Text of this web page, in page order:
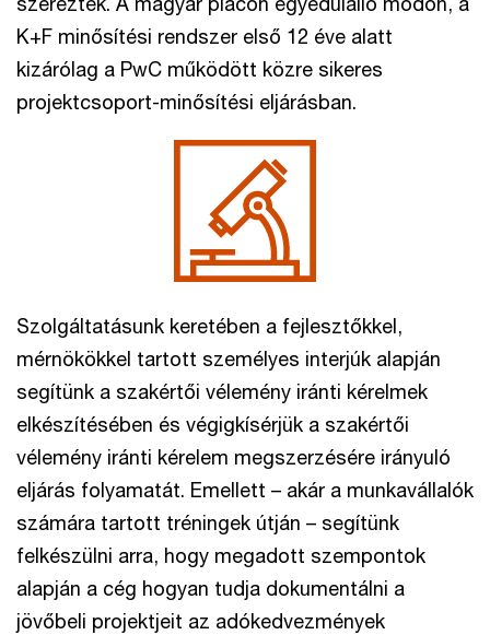
K+F minősítési rendszer első 12 éve alatt
kizárólag a PwC működött közre sikeres
projektcsoport-minősítési eljárásban.
Szolgáltatásunk keretében a fejlesztőkkel,
mérnökökkel tartott személyes interjúk alapján
segítünk a szakértői vélemény iránti kérelmek
elkészítésében és végigkísérjük a szakértői
vélemény iránti kérelem megszerzésére irányuló
eljárás folyamatát. Emellett – akár a munkavállalók
számára tartott tréningek útján – segítünk
felkészülni arra, hogy megadott szempontok
alapján a cég hogyan tudja dokumentálni a
jövőbeli projektjeit az adókedvezmények